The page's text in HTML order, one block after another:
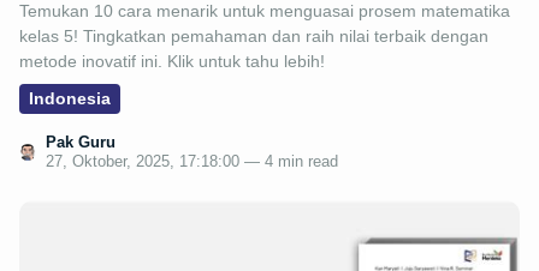
Temukan 10 cara menarik untuk menguasai prosem matematika
kelas 5! Tingkatkan pemahaman dan raih nilai terbaik dengan
metode inovatif ini. Klik untuk tahu lebih!
Indonesia
Pak Guru
27, Oktober, 2025, 17:18:00 — 4 min read